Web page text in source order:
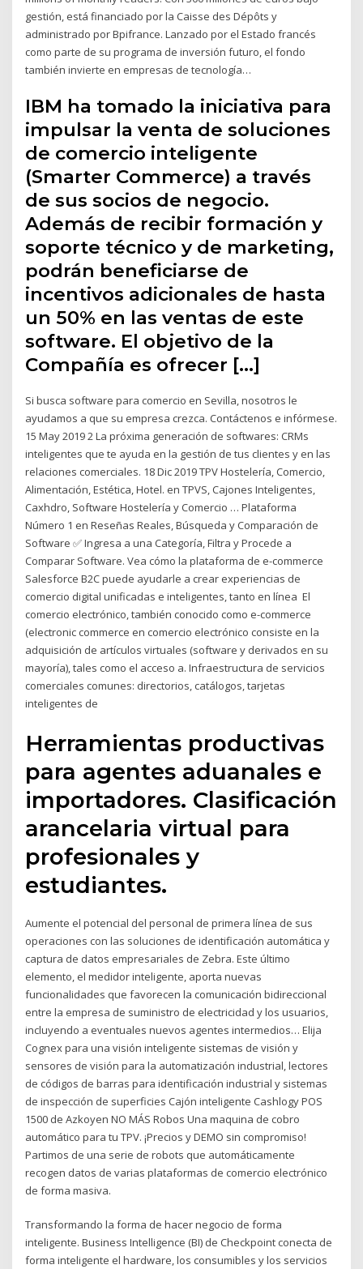
gestión, está financiado por la Caisse des Dépôts y
administrado por Bpifrance. Lanzado por el Estado francés
como parte de su programa de inversión futuro, el fondo
también invierte en empresas de tecnología…
IBM ha tomado la iniciativa para
impulsar la venta de soluciones
de comercio inteligente
(Smarter Commerce) a través
de sus socios de negocio.
Además de recibir formación y
soporte técnico y de marketing,
podrán beneficiarse de
incentivos adicionales de hasta
un 50% en las ventas de este
software. El objetivo de la
Compañía es ofrecer […]
Si busca software para comercio en Sevilla, nosotros le
ayudamos a que su empresa crezca. Contáctenos e infórmese.
15 May 2019 2 La próxima generación de softwares: CRMs
inteligentes que te ayuda en la gestión de tus clientes y en las
relaciones comerciales. 18 Dic 2019 TPV Hostelería, Comercio,
Alimentación, Estética, Hotel. en TPVS, Cajones Inteligentes,
Caxhdro, Software Hostelería y Comercio … Plataforma
Número 1 en Reseñas Reales, Búsqueda y Comparación de
Software ✅ Ingresa a una Categoría, Filtra y Procede a
Comparar Software. Vea cómo la plataforma de e-commerce
Salesforce B2C puede ayudarle a crear experiencias de
comercio digital unificadas e inteligentes, tanto en línea El
comercio electrónico, también conocido como e-commerce​
(electronic commerce en comercio electrónico consiste en la
adquisición de artículos virtuales (software y derivados en su
mayoría), tales como el acceso a. Infraestructura de servicios
comerciales comunes: directorios, catálogos, tarjetas
inteligentes de
Herramientas productivas
para agentes aduanales e
importadores. Clasificación
arancelaria virtual para
profesionales y
estudiantes.
Aumente el potencial del personal de primera línea de sus
operaciones con las soluciones de identificación automática y
captura de datos empresariales de Zebra. Este último
elemento, el medidor inteligente, aporta nuevas
funcionalidades que favorecen la comunicación bidireccional
entre la empresa de suministro de electricidad y los usuarios,
incluyendo a eventuales nuevos agentes intermedios… Elija
Cognex para una visión inteligente sistemas de visión y
sensores de visión para la automatización industrial, lectores
de códigos de barras para identificación industrial y sistemas
de inspección de superficies Cajón inteligente Cashlogy POS
1500 de Azkoyen NO MÁS Robos Una maquina de cobro
automático para tu TPV. ¡Precios y DEMO sin compromiso!
Partimos de una serie de robots que automáticamente
recogen datos de varias plataformas de comercio electrónico
de forma masiva.
Transformando la forma de hacer negocio de forma
inteligente. Business Intelligence (BI) de Checkpoint conecta de
forma inteligente el hardware, los consumibles y los servicios